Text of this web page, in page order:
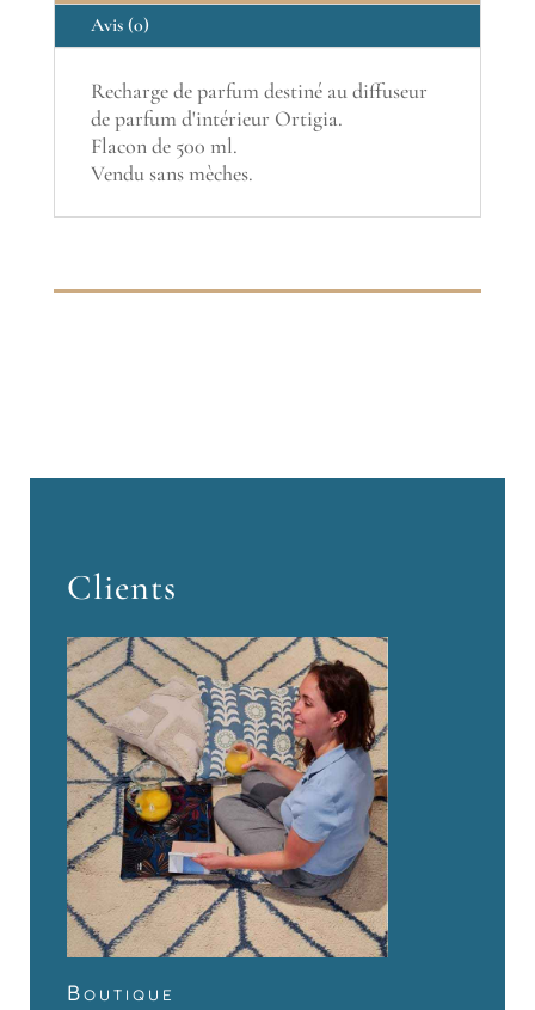
Avis (0)
Recharge de parfum destiné au diffuseur
de parfum d'intérieur Ortigia.
Flacon de 500 ml.
Vendu sans mèches.
Clients
Boutique